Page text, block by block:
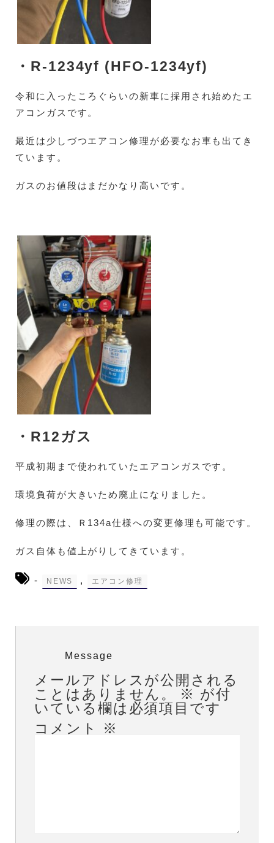
・R-1234yf (HFO-1234yf)
令和に入ったころぐらいの新車に採用され始めたエ
アコンガスです。
最近は少しづつエアコン修理が必要なお車も出てき
ています。
ガスのお値段はまだかなり高いです。
・R12ガス
平成初期まで使われていたエアコンガスです。
環境負荷が大きいため廃止になりました。
修理の際は、Ｒ134a仕様への変更修理も可能です。
ガス自体も値上がりしてきています。
- NEWS , エアコン修理
Message
メールアドレスが公開される
ことはありません。
※ が付
いている欄は必須項目です
コメント
※